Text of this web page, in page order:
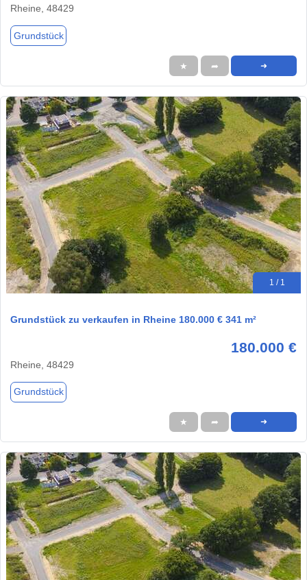
Rheine, 48429
Grundstück
★ ➦ ➜
1 / 1
Grundstück zu verkaufen in Rheine 180.000 € 341 m²
180.000 €
Rheine, 48429
Grundstück
★ ➦ ➜